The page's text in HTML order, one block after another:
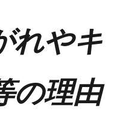
れやキ
の理由